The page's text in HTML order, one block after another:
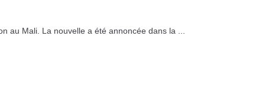
au Mali. La nouvelle a été annoncée dans la ...